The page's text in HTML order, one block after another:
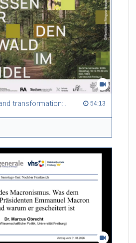
nach, die mit den alten, vertrauten
Between tradition and transformation: how owners, advisers and institutions co-create knowledge for resilient forests in Europe 54:13